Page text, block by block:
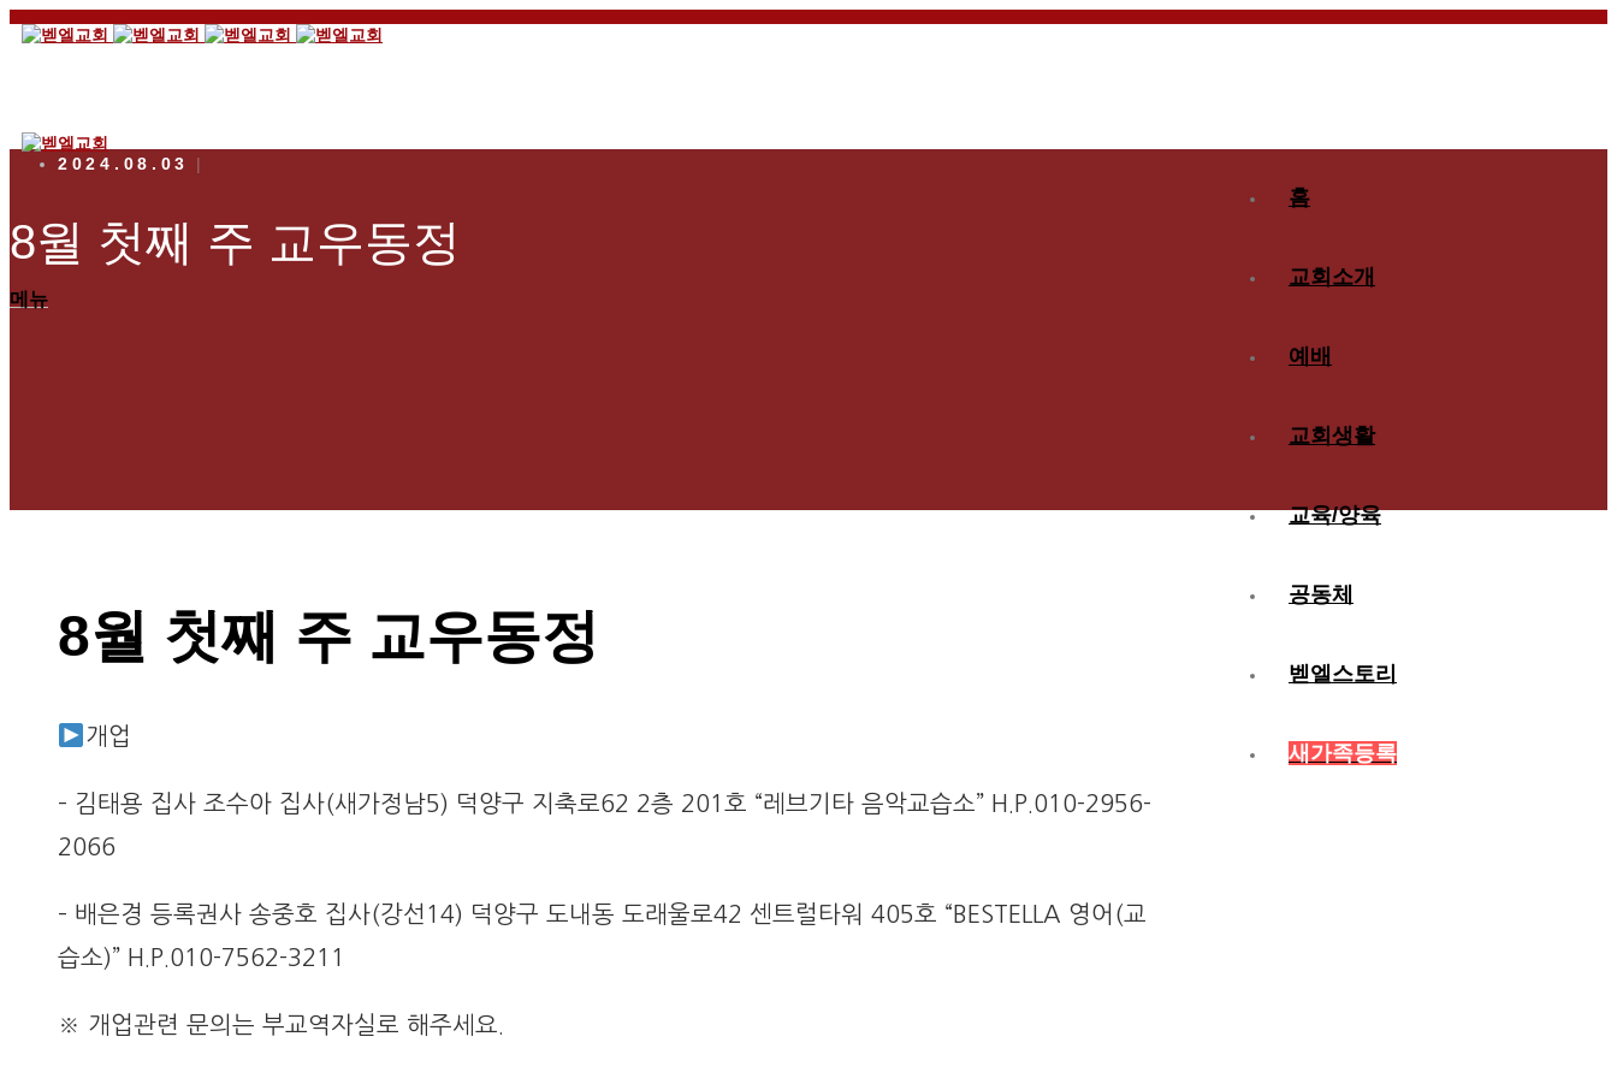
홈
교회소개
예배
교회생활
교육/양육
공동체
벧엘스토리
새가족등록
메뉴
2024.08.03
8월 첫째 주 교우동정
8월 첫째 주 교우동정
개업
– 김태용 집사 조수아 집사(새가정남5) 덕양구 지축로62 2층 201호 “레브기타 음악교습소” H.P.010-2956-
2066
– 배은경 등록권사 송중호 집사(강선14) 덕양구 도내동 도래울로42 센트럴타워 405호 “BESTELLA 영어(교
습소)” H.P.010-7562-3211
※ 개업관련 문의는 부교역자실로 해주세요.